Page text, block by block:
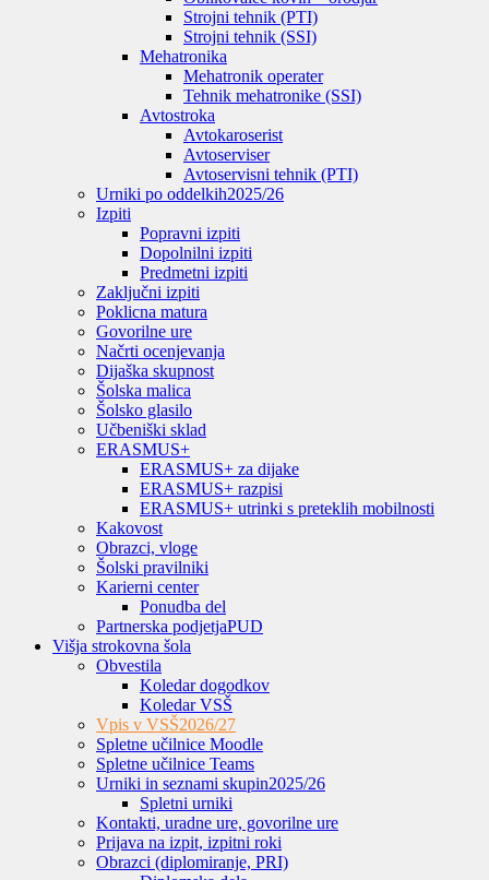
Strojni tehnik (PTI)
Strojni tehnik (SSI)
Mehatronika
Mehatronik operater
Tehnik mehatronike (SSI)
Avtostroka
Avtokaroserist
Avtoserviser
Avtoservisni tehnik (PTI)
Urniki po oddelkih2025/26
Izpiti
Popravni izpiti
Dopolnilni izpiti
Predmetni izpiti
Zaključni izpiti
Poklicna matura
Govorilne ure
Načrti ocenjevanja
Dijaška skupnost
Šolska malica
Šolsko glasilo
Učbeniški sklad
ERASMUS+
ERASMUS+ za dijake
ERASMUS+ razpisi
ERASMUS+ utrinki s preteklih mobilnosti
Kakovost
Obrazci, vloge
Šolski pravilniki
Karierni center
Ponudba del
Partnerska podjetjaPUD
Višja strokovna šola
Obvestila
Koledar dogodkov
Koledar VSŠ
Vpis v VSŠ2026/27
Spletne učilnice Moodle
Spletne učilnice Teams
Urniki in seznami skupin2025/26
Spletni urniki
Kontakti, uradne ure, govorilne ure
Prijava na izpit, izpitni roki
Obrazci (diplomiranje, PRI)